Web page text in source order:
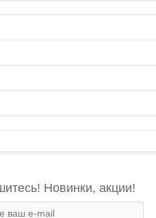
Новинки, акции!